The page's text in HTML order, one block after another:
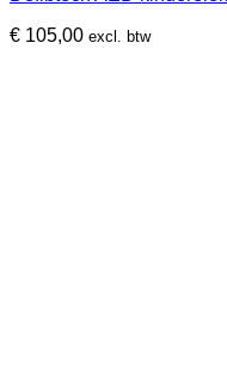
€ 105,00 excl. btw